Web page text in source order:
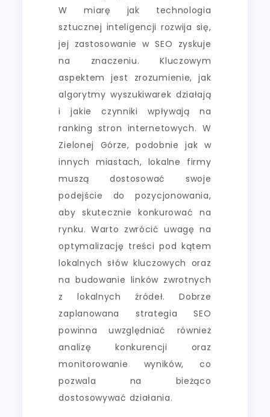
W miarę jak technologia
sztucznej inteligencji rozwija się,
jej zastosowanie w SEO zyskuje
na znaczeniu. Kluczowym
aspektem jest zrozumienie, jak
algorytmy wyszukiwarek działają
i jakie czynniki wpływają na
ranking stron internetowych. W
Zielonej Górze, podobnie jak w
innych miastach, lokalne firmy
muszą dostosować swoje
podejście do pozycjonowania,
aby skutecznie konkurować na
rynku. Warto zwrócić uwagę na
optymalizację treści pod kątem
lokalnych słów kluczowych oraz
na budowanie linków zwrotnych
z lokalnych źródeł. Dobrze
zaplanowana strategia SEO
powinna uwzględniać również
analizę konkurencji oraz
monitorowanie wyników, co
pozwala na bieżąco
dostosowywać działania.